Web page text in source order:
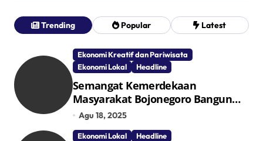
Trending Popular Latest
Ekonomi Kreatif dan Pariwisata
Ekonomi Lokal
Headline
Semangat Kemerdekaan
Masyarakat Bojonegoro Bangun
Desa Mandiri Ekonomi
Agu 18, 2025
Ekonomi Lokal Headline